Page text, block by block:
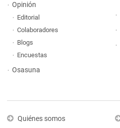
Opinión
Editorial
Colaboradores
Blogs
Encuestas
Osasuna
Quiénes somos